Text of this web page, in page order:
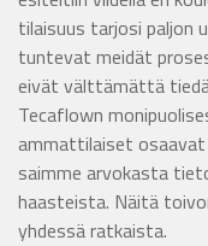
tilaisuus tarjosi paljon
tuntevat meidät
eivät välttämättä
Tecaflown
ammattilaiset
saimme arvokasta
haasteista. Näitä
yhdessä ratkaista.